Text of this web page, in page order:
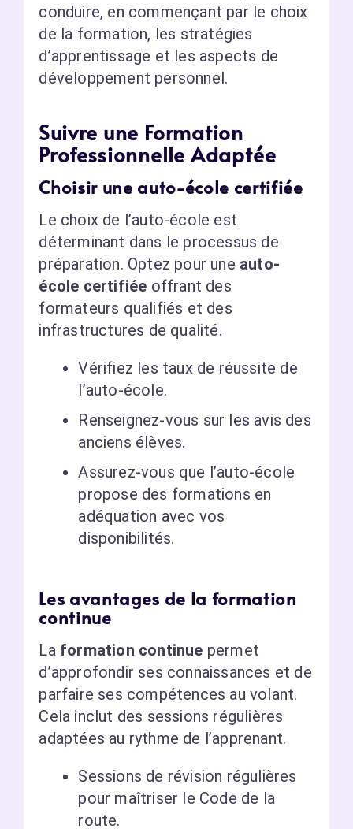
conduire, en commençant par le choix
de la formation, les stratégies
d’apprentissage et les aspects de
développement personnel.
Suivre une Formation
Professionnelle Adaptée
Choisir une auto-école certifiée
Le choix de l’auto-école est
déterminant dans le processus de
préparation. Optez pour une auto-
école certifiée offrant des
formateurs qualifiés et des
infrastructures de qualité.
Vérifiez les taux de réussite de
l’auto-école.
Renseignez-vous sur les avis des
anciens élèves.
Assurez-vous que l’auto-école
propose des formations en
adéquation avec vos
disponibilités.
Les avantages de la formation
continue
La formation continue permet
d’approfondir ses connaissances et de
parfaire ses compétences au volant.
Cela inclut des sessions régulières
adaptées au rythme de l’apprenant.
Sessions de révision régulières
pour maîtriser le Code de la
route.